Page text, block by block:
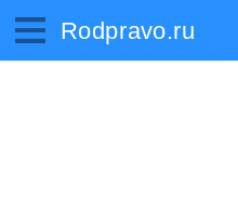
Rodpravo.ru